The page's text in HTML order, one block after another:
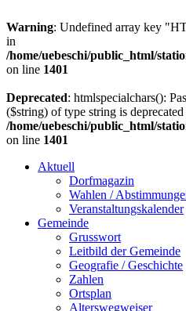
Warning: Undefined array key
in
/home/uebeschi/public_html/
on line 1401
Deprecated: htmlspecialchars():
($string) of type string is deprecated
/home/uebeschi/public_html/
on line 1401
Aktuell
Dorfmagazin
Wahlen /
Veranstaltungskalender
Gemeinde
Grusswort
Leitbild der Gemeinde
Geografie / Geschichte
Zahlen
Ortsplan
Alterswegweiser